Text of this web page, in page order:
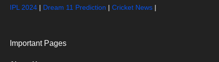
IPL 2024 | Dream 11 Prediction | Cricket News |
Important Pages